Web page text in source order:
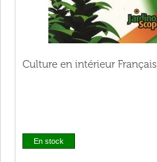
Culture en intérieur Français
En stock